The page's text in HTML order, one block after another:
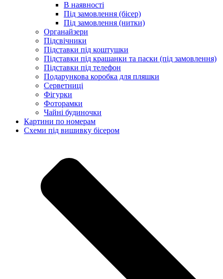
В наявності
Під замовлення (бісер)
Під замовлення (нитки)
Органайзери
Підсвічники
Підставки під коштушки
Підставки під крашанки та паски (під замовлення)
Підставки під телефон
Подарункова коробка для пляшки
Серветниці
Фігурки
Фоторамки
Чайні будиночки
Картини по номерам
Схеми під вишивку бісером